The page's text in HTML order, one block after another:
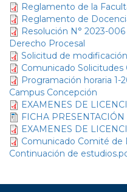
Reglamento de la
Reglamento de
Resolución N° 2023-
Derecho Procesal
Solicitud de
Comunicado Solicitudes
Programación horaria 1-
Campus Concepción
EXAMENES DE
FICHA
EXAMENES DE
Comunicado Comité de
Continuación de